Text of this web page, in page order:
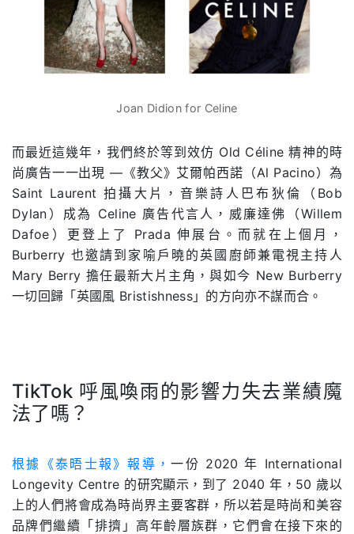
Joan Didion for Celine
而最近這幾年，我們終於等到效仿 Old Céline 精神的時
尚廣告一一出現 —《教父》艾爾帕西諾（Al Pacino）為
Saint Laurent 拍攝大片，音樂詩人巴布狄倫（Bob
Dylan）成為 Celine 廣告代言人，威廉達佛（Willem
Dafoe）更登上了 Prada 伸展台。而就在上個月，
Burberry 也邀請到家喻戶曉的英國廚師兼電視主持人
Mary Berry 擔任最新大片主角，與如今 New Burberry
一切回歸「英國風 Bristishness」的方向亦不謀而合。
TikTok 呼風喚雨的影響力失去業績魔
法了嗎？
根據《泰晤士報》報導，一份 2020 年 International
Longevity Centre 的研究顯示，到了 2040 年，50 歲以
上的人們將會成為時尚界主要客群，所以若是時尚和美容
品牌們繼續「排擠」高年齡層族群，它們會在接下來的